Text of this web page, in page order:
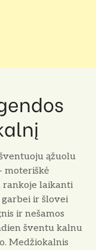
ąžuolu
moteriškė
rankoje laikanti
ir šlovei
ir nešamos
šventu kalnu
Medžiokalnis